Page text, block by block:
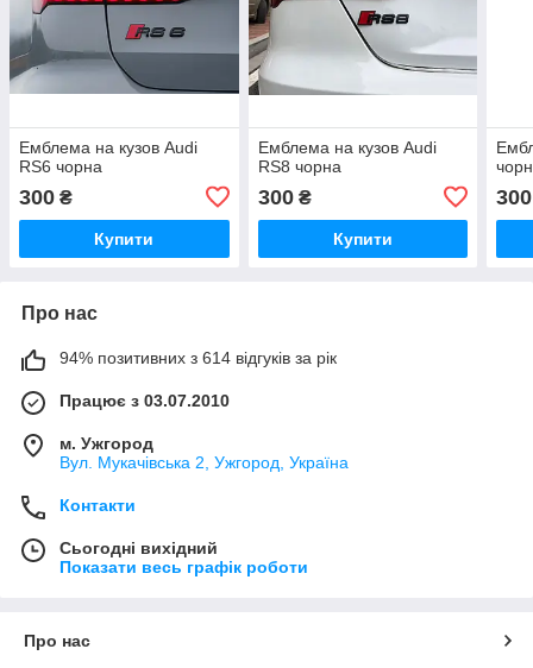
Емблема на кузов Audi
RS6 чорна
300 ₴
Купити
Емблема на кузов Audi
RS8 чорна
300₴
Купити
300
Про нас
94% позитивних з 614 відгуків за рік
Працює з 03.07.2010
м. Ужгород
Вул. Мукачівська 2, Ужгород, Україна
Контакти
Сьогодні вихідний
Показати весь графік роботи
Про нас